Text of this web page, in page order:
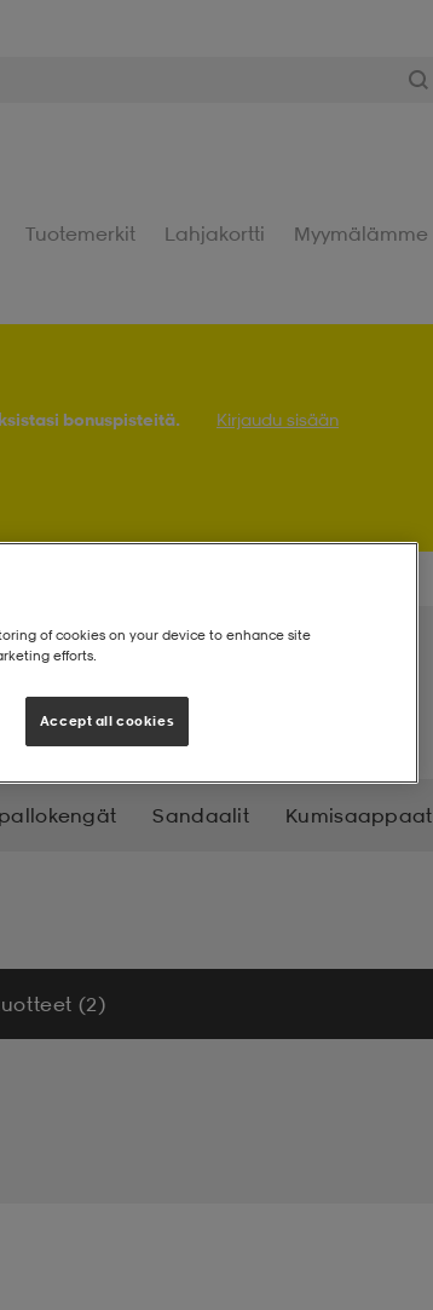
Tuotemerkit Lahjakortti Myymälämme
bonuspisteitä. Kirjaudu sisään
Sandaalit Kumisaappaat
(2)
of cookies on your device to enhance site
efforts.
Accept all cookies